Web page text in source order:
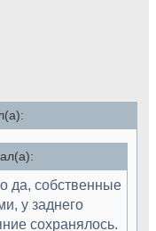
да, собственные
у заднего
сохранялось.